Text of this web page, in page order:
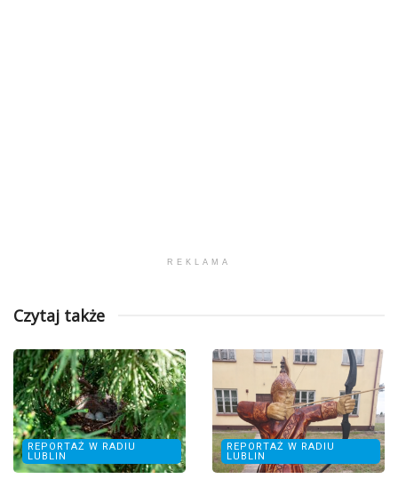
REKLAMA
Czytaj także
REPORTAŻ W RADIU
LUBLIN
REPORTAŻ W RADIU
LUBLIN